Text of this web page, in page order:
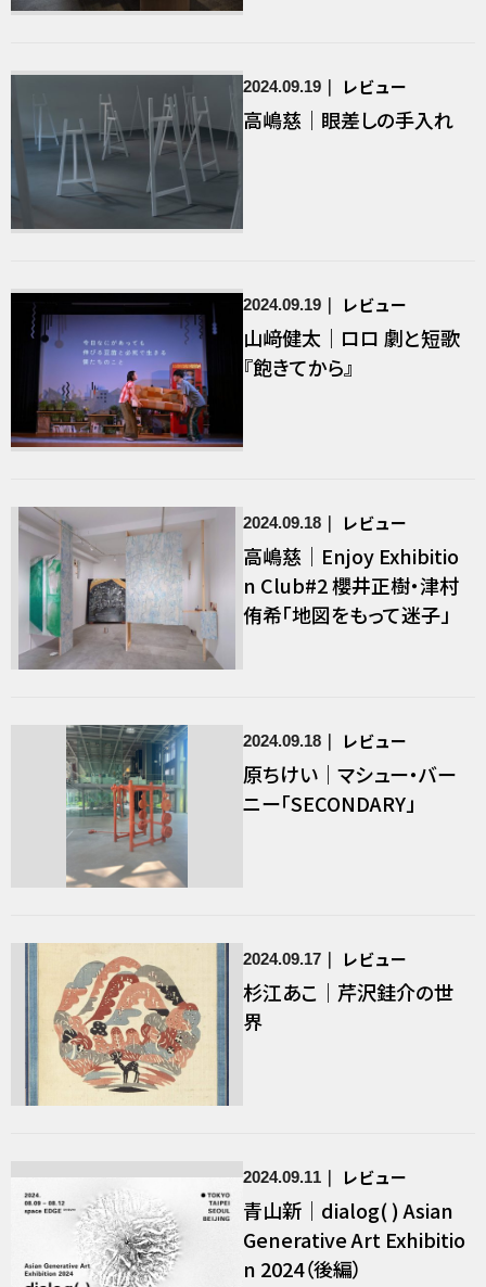
2024.09.19 レビュー
高嶋慈｜眼差しの手入れ
2024.09.19 レビュー
山﨑健太｜ロロ 劇と短歌
『飽きてから』
2024.09.18 レビュー
高嶋慈｜Enjoy Exhibitio
n Club#2 櫻井正樹・津村
侑希「地図をもって迷子」
2024.09.18 レビュー
原ちけい｜マシュー・バー
ニー「SECONDARY」
2024.09.17 レビュー
杉江あこ｜芹沢銈介の世
界
2024.09.11 レビュー
青山新｜dialog( ) Asian
Generative Art Exhibitio
n 2024（後編）